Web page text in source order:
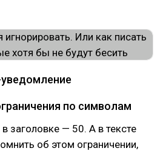
по символам
заголовке — 50. А в тексте
об этом ограничении,